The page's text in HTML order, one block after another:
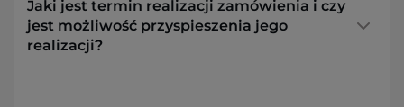
Jaki jest termin realizacji zamówienia i czy
jest możliwość przyspieszenia jego
realizacji?